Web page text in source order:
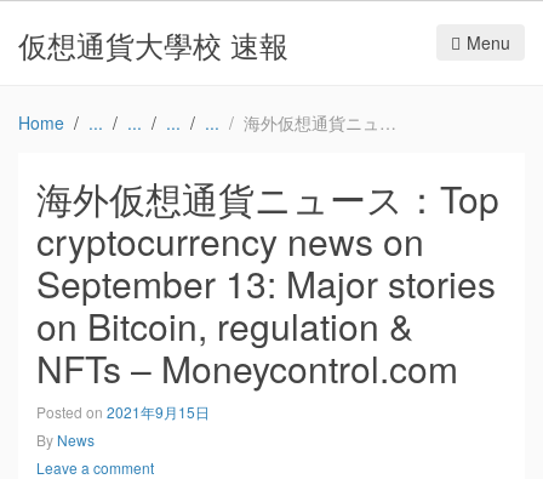
仮想通貨大學校 速報 Menu
Home 海外仮想通貨ニュース：Top cryptocurrency news on September 13: Major stories on Bitcoin, regulation & NFTs – Moneycontrol.com
海外仮想通貨ニュース：Top
cryptocurrency news on
September 13: Major stories
on Bitcoin, regulation &
NFTs – Moneycontrol.com
Posted on 2021年9月15日
By News
Leave a comment